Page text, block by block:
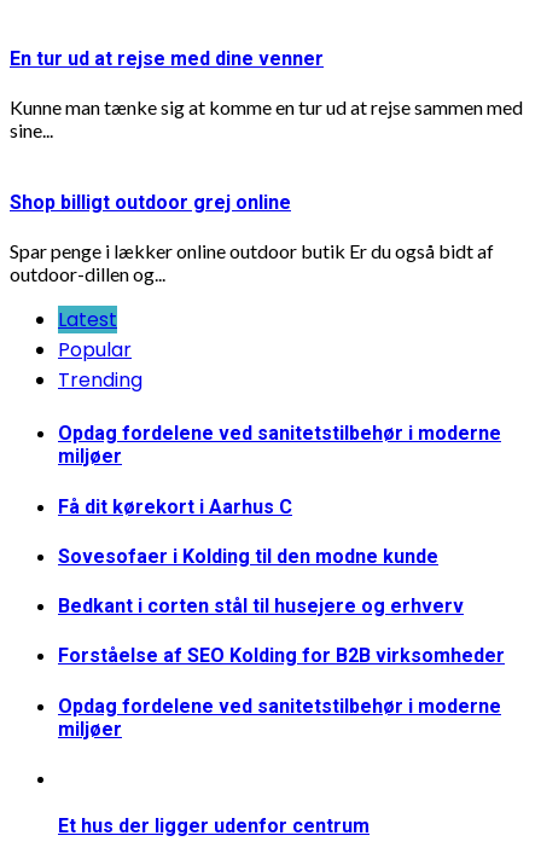
En tur ud at rejse med dine venner
Kunne man tænke sig at komme en tur ud at rejse sammen med
sine...
Shop billigt outdoor grej online
Spar penge i lækker online outdoor butik Er du også bidt af
outdoor-dillen og...
Latest
Popular
Trending
Opdag fordelene ved sanitetstilbehør i moderne
miljøer
Få dit kørekort i Aarhus C
Sovesofaer i Kolding til den modne kunde
Bedkant i corten stål til husejere og erhverv
Forståelse af SEO Kolding for B2B virksomheder
Opdag fordelene ved sanitetstilbehør i moderne
miljøer
Et hus der ligger udenfor centrum